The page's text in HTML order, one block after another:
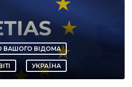
ВАШОГО ВІДОМА
УКРАЇНА